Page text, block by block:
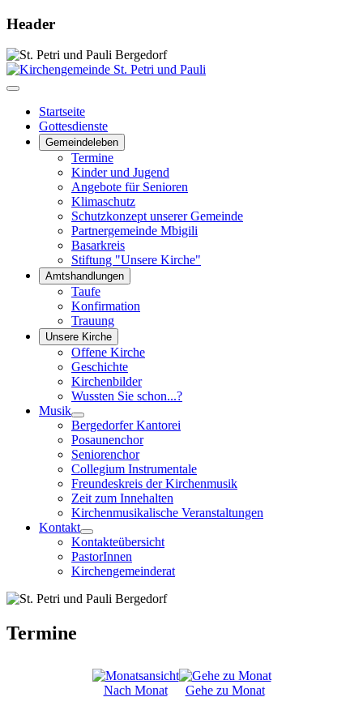
Header
Startseite
Gottesdienste
Gemeindeleben
Termine
Kinder und Jugend
Angebote für Senioren
Klimaschutz
Schutzkonzept unserer Gemeinde
Partnergemeinde Mbigili
Basarkreis
Stiftung "Unsere Kirche"
Amtshandlungen
Taufe
Konfirmation
Trauung
Unsere Kirche
Offene Kirche
Geschichte
Kirchenbilder
Wussten Sie schon...?
Musik
Bergedorfer Kantorei
Posaunenchor
Seniorenchor
Collegium Instrumentale
Freundeskreis der Kirchenmusik
Zeit zum Innehalten
Kirchenmusikalische Veranstaltungen
Kontakt
Kontakteübersicht
PastorInnen
Kirchengemeinderat
Termine
Nach Monat Gehe zu Monat